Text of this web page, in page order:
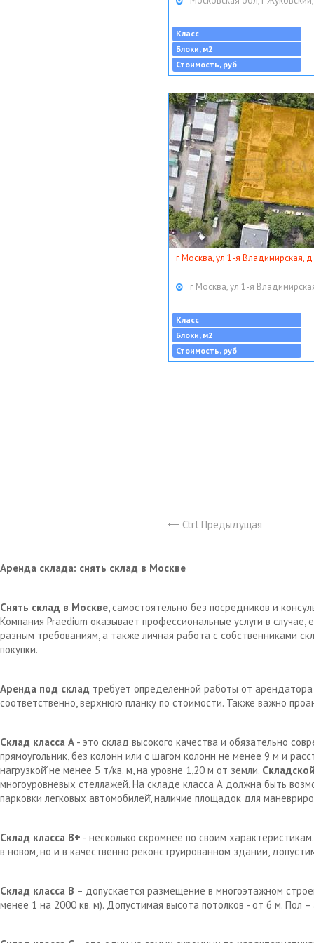
Класс
Блоки, м2
Стоимость, руб
г Москва, ул 1-я Владимирская, д
г Москва, ул 1-я
Класс
Блоки, м2
Стоимость, руб
Ctrl Предыдущая
Аренда склада: снять склад в Москве
Снять склад в Москве, самостоятельно без посредников и
Компания Praedium оказывает профессиональные услуги в
разным требованиям, а также личная работа с собственниками
покупки.
Аренда под склад требует определенной работы от
соответственно, верхнюю планку по стоимости. Также важно
Склад класса А - это склад высокого качества и обязательно
прямоугольник, без колонн или с шагом колонн не менее 9 м и
нагрузкой̆ не менее 5 т/кв. м, на уровне 1,20 м от земли.
многоуровневых стеллажей. На складе класса А должна быть
парковки легковых автомобилей̆, наличие площадок для
Склад класса В+ - несколько скромнее по своим
в новом, но и в качественно реконструированном здании,
Склад класса В – допускается размещение в многоэтажном
менее 1 на 2000 кв. м). Допустимая высота потолков - от 6 м. Пол